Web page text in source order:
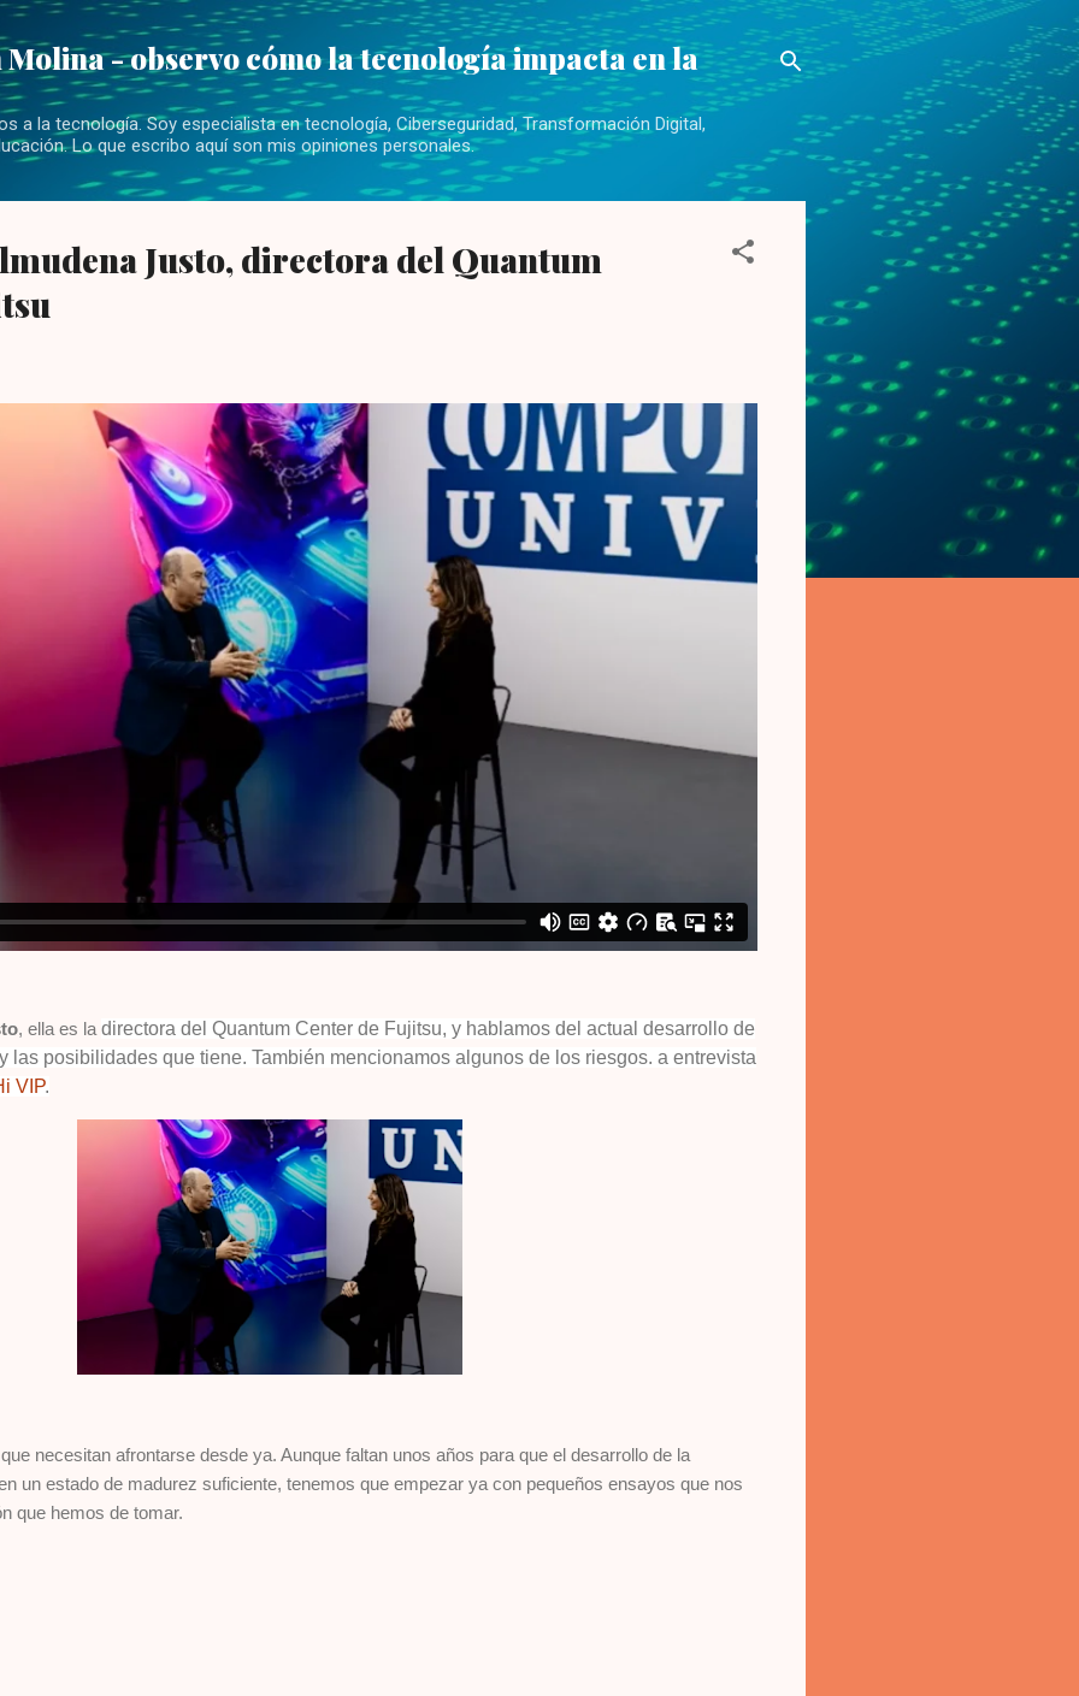
Ir al contenido principal
- observo cómo la tecnología impacta en la
a la tecnología. Soy especialista en tecnología, Ciberseguridad, Transformación Digital,
Lo que escribo aquí son mis opiniones personales.
Justo, directora del Quantum
, ella es la directora del Quantum Center de Fujitsu, y hablamos del actual desarrollo de
las posibilidades que tiene. También mencionamos algunos de los riesgos. a entrevista
VIP.
necesitan afrontarse desde ya. Aunque faltan unos años para que el desarrollo de la
un estado de madurez suficiente, tenemos que empezar ya con pequeños ensayos que nos
que hemos de tomar.